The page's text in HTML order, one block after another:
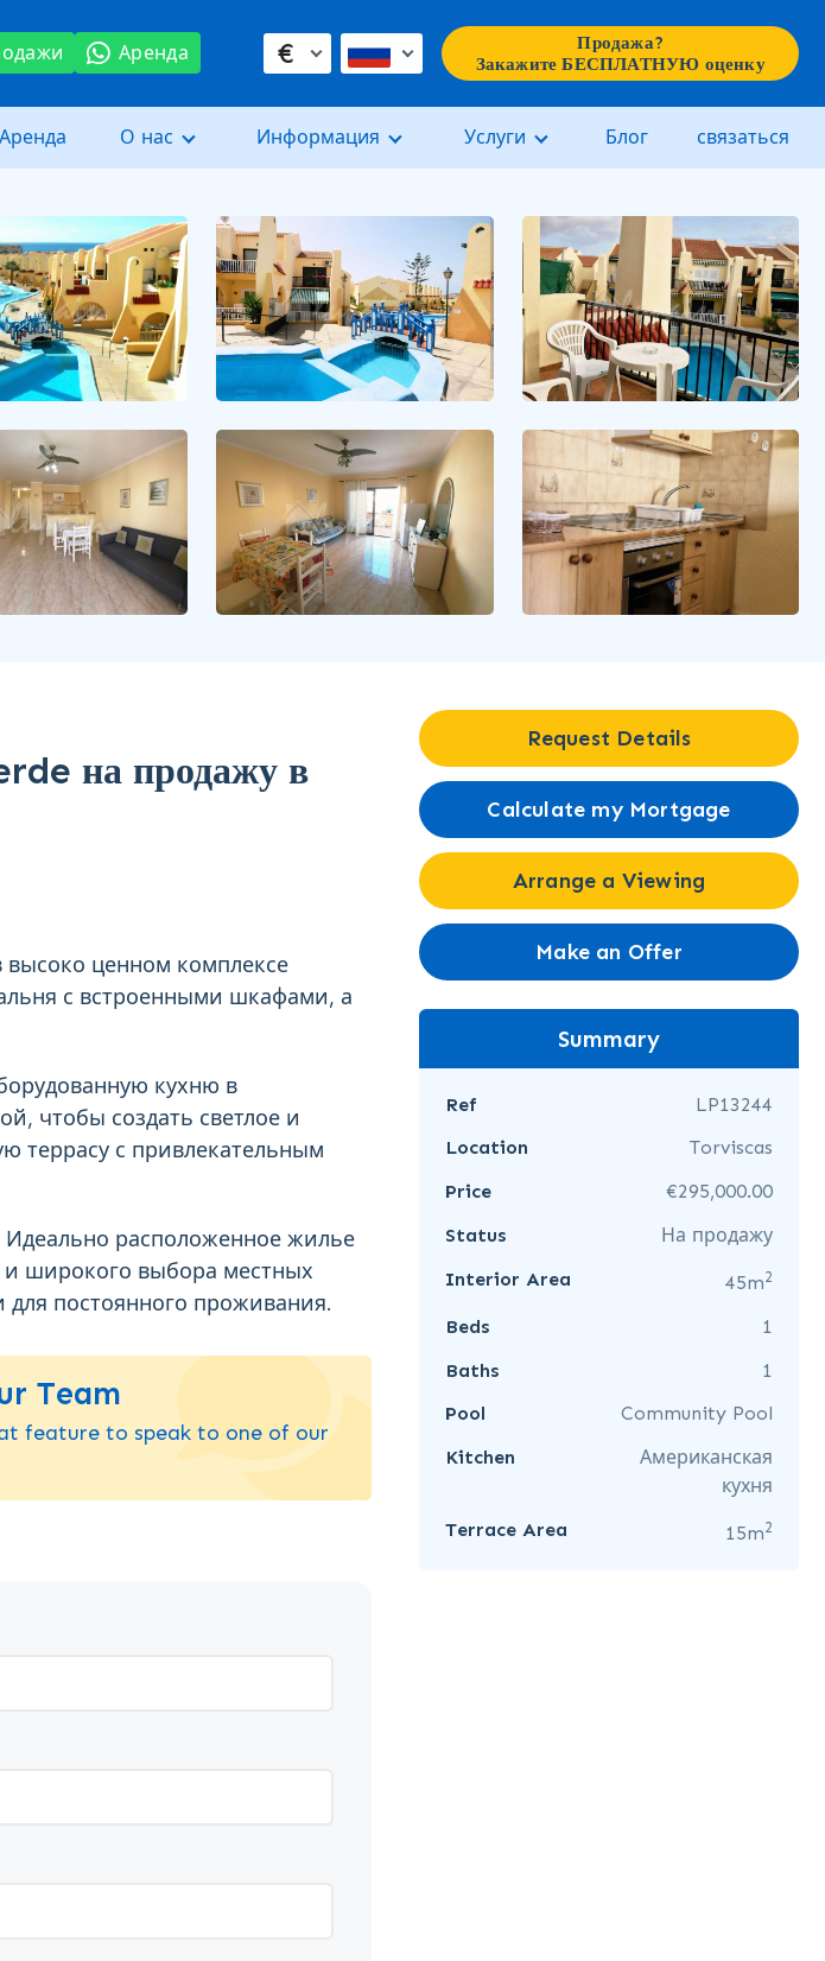
Аренда €
Продажа?
Закажите БЕСПЛАТНУЮ оценку
Аренда О нас Информация Услуги Блог связаться
на продажу в
высоко ценном комплексе
с встроенными шкафами, а
кухню в
чтобы создать светлое и
террасу с привлекательным
Идеально расположенное жилье
и широкого выбора местных
для постоянного проживания.
Team
feature to speak to one of our
Request Details
Calculate my Mortgage
Arrange a Viewing
Make an Offer
Summary
Ref
LP13244
Location
Torviscas
Price
€295,000.00
Status
На продажу
Interior Area
45m2
Beds
1
Baths
1
Pool
Community Pool
Kitchen
Американская
кухня
Terrace Area
15m2